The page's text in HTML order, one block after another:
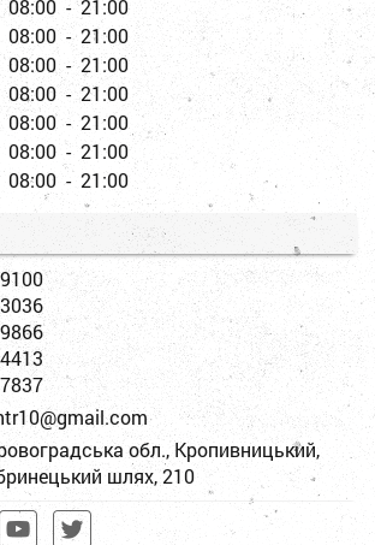
08:00 - 21:00
08:00 - 21:00
08:00 - 21:00
08:00 - 21:00
08:00 - 21:00
08:00 - 21:00
08:00 - 21:00
tr10@gmail.com
обл., Кропивницький,
шлях, 210